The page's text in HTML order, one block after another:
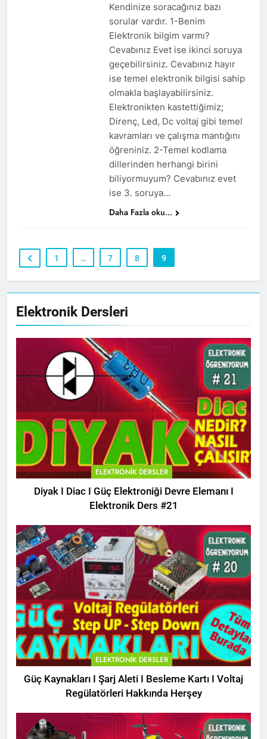
Elektronik Dersleri
ELEKTRONIK DERSLER
Diyak I Diac I Güç Elektroniği Devre Elemanı I
Elektronik Ders #21
ELEKTRONIK DERSLER
Güç Kaynakları I Şarj Aleti I Besleme Kartı I Voltaj
Regülatörleri Hakkında Herşey
Kendinize soracağınız bazı
sorular vardır. 1-Benim
Elektronik bilgim varmı?
Cevabınız Evet ise ikinci soruya
geçebilirsiniz. Cevabınız hayır
ise temel elektronik bilgisi sahip
olmakla başlayabilirsiniz.
Elektronikten kastettiğimiz;
Direnç, Led, Dc voltaj gibi temel
kavramları ve çalışma mantığını
öğreniniz. 2-Temel kodlama
dillerinden herhangi birini
biliyormuyum? Cevabınız evet
ise 3. soruya…
Daha Fazla oku...
1 … 7 8 9